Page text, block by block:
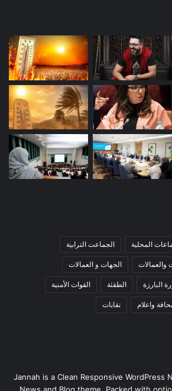
المحلية الجماعت الترابية
والعمالات الجهات و العمالات
البارزة الطقثة القوات الأمنية
واعلام نقابات
Jannah is a Clean Responsive WordPress